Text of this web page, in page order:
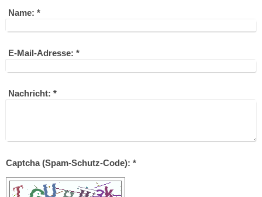
Name: *
E-Mail-Adresse: *
Nachricht: *
Captcha (Spam-Schutz-Code): *